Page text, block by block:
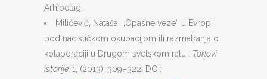
Arhipelag,
Milićević, Nataša. „Opasne veze“ u Evropi
pod nacističkom okupacijom ili razmatranja o
kolaboraciji u Drugom svetskom ratu“. Tokovi
istorije, 1, (2013), 309–322. DOI: